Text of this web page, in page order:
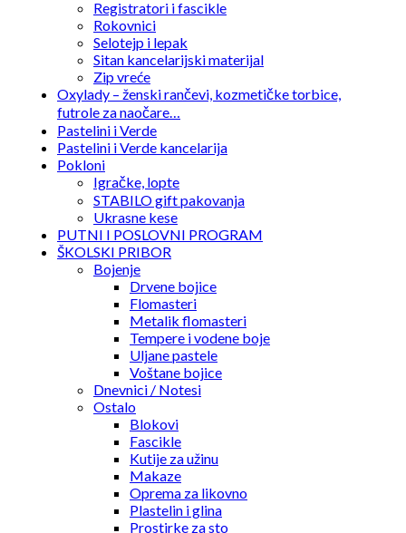
Registratori i fascikle
Rokovnici
Selotejp i lepak
Sitan kancelarijski materijal
Zip vreće
Oxylady – ženski rančevi, kozmetičke torbice,
futrole za naočare…
Pastelini i Verde
Pastelini i Verde kancelarija
Pokloni
Igračke, lopte
STABILO gift pakovanja
Ukrasne kese
PUTNI I POSLOVNI PROGRAM
ŠKOLSKI PRIBOR
Bojenje
Drvene bojice
Flomasteri
Metalik flomasteri
Tempere i vodene boje
Uljane pastele
Voštane bojice
Dnevnici / Notesi
Ostalo
Blokovi
Fascikle
Kutije za užinu
Makaze
Oprema za likovno
Plastelin i glina
Prostirke za sto